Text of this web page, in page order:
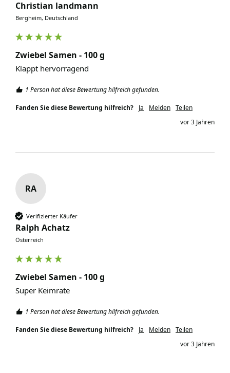
Christian landmann
Bergheim, Deutschland
Zwiebel Samen - 100 g
Klappt hervorragend
1 Person hat diese Bewertung hilfreich gefunden.
Fanden Sie diese Bewertung hilfreich? Ja Melden Teilen
vor 3 Jahren
RA
Verifizierter Käufer
Ralph Achatz
Österreich
Zwiebel Samen - 100 g
Super Keimrate
1 Person hat diese Bewertung hilfreich gefunden.
Fanden Sie diese Bewertung hilfreich? Ja Melden Teilen
vor 3 Jahren